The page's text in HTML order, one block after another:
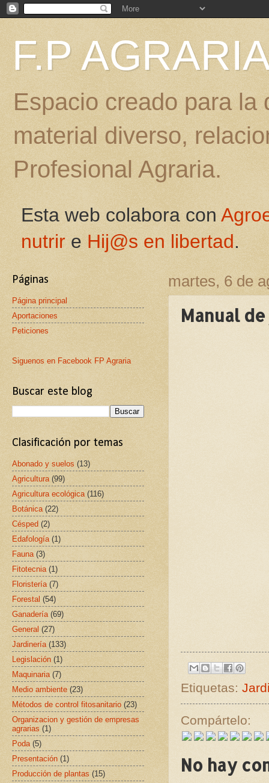
F.P
Espacio creado para
material diverso,
Profesional Agraria.
Esta web colabora con
nutrir e Hij@s en libertad.
martes, 6 de
Manual
Etiquetas:
Compártelo:
No hay
Páginas
Página principal
Aportaciones
Peticiones
Siguenos en Facebook FP Agraria
Buscar este blog
Clasificación por temas
Abonado y suelos (13)
Agricultura (99)
Agricultura ecológica (116)
Botánica (22)
Césped (2)
Edafología (1)
Fauna (3)
Fitotecnia (1)
Floristería (7)
Forestal (54)
Ganadería (69)
General (27)
Jardinería (133)
Legislación (1)
Maquinaria (7)
Medio ambiente (23)
Métodos de control fitosanitario (23)
Organizacion y gestión de empresas
agrarias (1)
Poda (5)
Presentación (1)
Producción de plantas (15)